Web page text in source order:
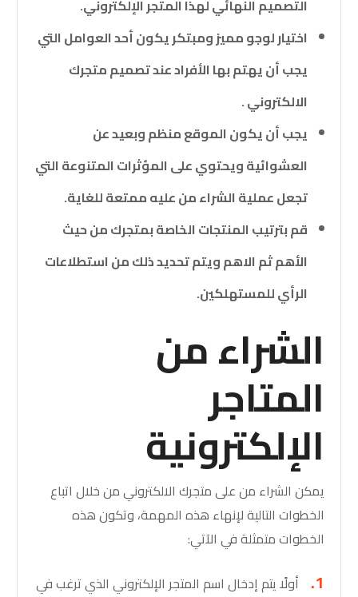
التصميم النهائي لهذا المتجر الإلكتروني.
اختيار لوجو مميز ومبتكر يكون أحد العوامل التي
يجب أن يهتم بها الأفراد عند تصميم متجرك
الالكتروني .
يجب أن يكون الموقع منظم وبعيد عن
العشوائية ويحتوي على المؤثرات المتنوعة التي
تجعل عملية الشراء من عليه ممتعة للغاية.
قم بترتيب المنتجات الخاصة بمتجرك من حيث
الأهم ثم الاهم ويتم تحديد ذلك من استطلاعات
الرأي للمستهلكين.
الشراء من
المتاجر
الإلكترونية
يمكن الشراء من على متجرك الالكتروني من خلال اتباع
الخطوات التالية لإنهاء هذه المهمة، وتكون هذه
الخطوات متمثلة في الآتي:
أولًا يتم إدخال اسم المتجر الإلكتروني الذي ترغب في